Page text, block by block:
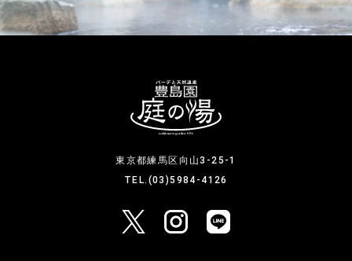
東京都練馬区向山3-25-1
TEL.(03)5984-4126